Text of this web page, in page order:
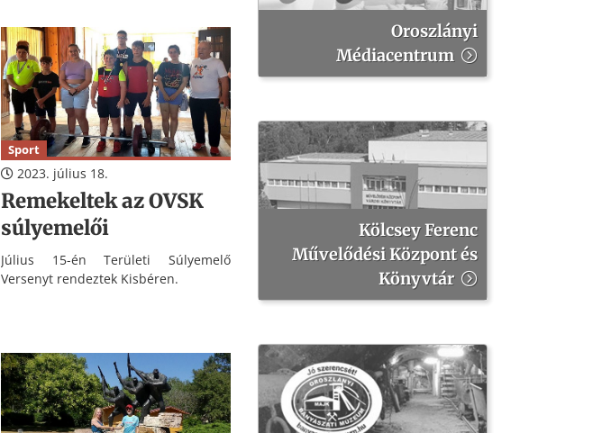
projektjének megvalósítását,
amelynek célja az oroszlányi
szegregációban, a Német- és Nyíres-
dűlőben élők életkörülményeinek
javítása, a munkaerő-piaci kvalitásuk
fejlesztése az esélyegyenlőség
feltételeik javítása érdekében.
Sport
2023. július 18.
Remekeltek az OVSK
súlyemelői
Július 15-én Területi Súlyemelő
Versenyt rendeztek Kisbéren.
Oroszlányi
Médiacentrum
Kölcsey Ferenc
Művelődési Központ és
Könyvtár